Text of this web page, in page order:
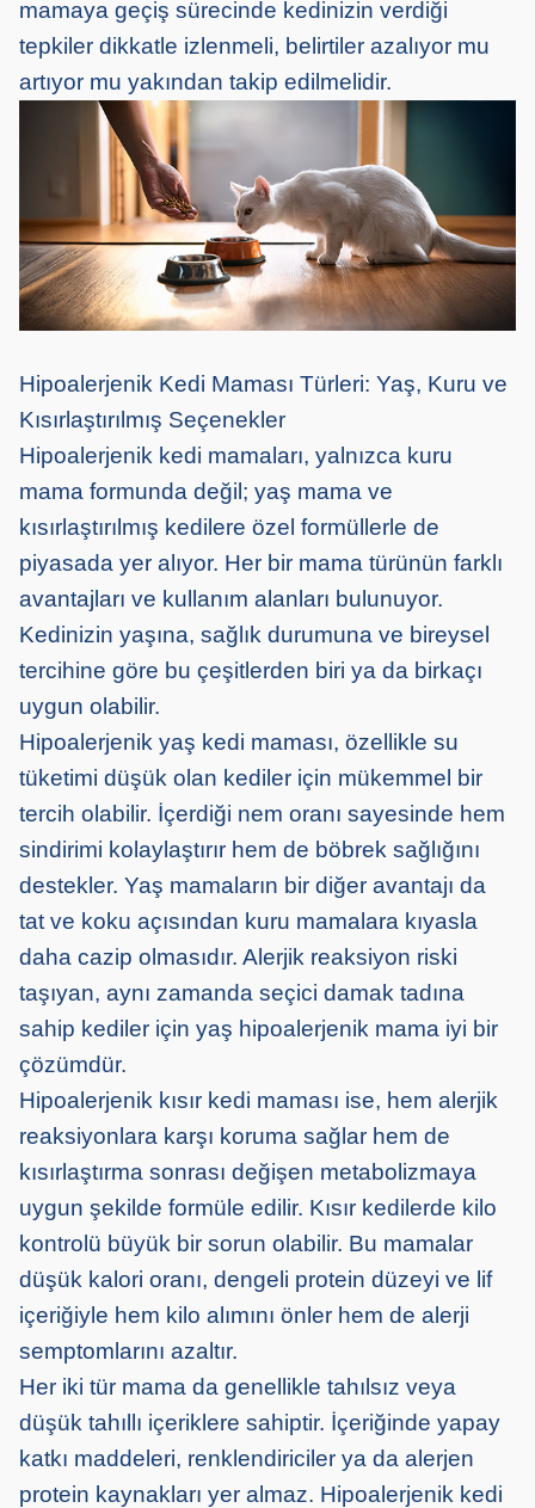
mamaya geçiş sürecinde kedinizin verdiği
tepkiler dikkatle izlenmeli, belirtiler azalıyor mu
artıyor mu yakından takip edilmelidir.
Hipoalerjenik Kedi Maması Türleri: Yaş, Kuru ve
Kısırlaştırılmış Seçenekler
Hipoalerjenik kedi mamaları, yalnızca kuru
mama formunda değil; yaş mama ve
kısırlaştırılmış kedilere özel formüllerle de
piyasada yer alıyor. Her bir mama türünün farklı
avantajları ve kullanım alanları bulunuyor.
Kedinizin yaşına, sağlık durumuna ve bireysel
tercihine göre bu çeşitlerden biri ya da birkaçı
uygun olabilir.
Hipoalerjenik yaş kedi maması, özellikle su
tüketimi düşük olan kediler için mükemmel bir
tercih olabilir. İçerdiği nem oranı sayesinde hem
sindirimi kolaylaştırır hem de böbrek sağlığını
destekler. Yaş mamaların bir diğer avantajı da
tat ve koku açısından kuru mamalara kıyasla
daha cazip olmasıdır. Alerjik reaksiyon riski
taşıyan, aynı zamanda seçici damak tadına
sahip kediler için yaş hipoalerjenik mama iyi bir
çözümdür.
Hipoalerjenik kısır kedi maması ise, hem alerjik
reaksiyonlara karşı koruma sağlar hem de
kısırlaştırma sonrası değişen metabolizmaya
uygun şekilde formüle edilir. Kısır kedilerde kilo
kontrolü büyük bir sorun olabilir. Bu mamalar
düşük kalori oranı, dengeli protein düzeyi ve lif
içeriğiyle hem kilo alımını önler hem de alerji
semptomlarını azaltır.
Her iki tür mama da genellikle tahılsız veya
düşük tahıllı içeriklere sahiptir. İçeriğinde yapay
katkı maddeleri, renklendiriciler ya da alerjen
protein kaynakları yer almaz. Hipoalerjenik kedi